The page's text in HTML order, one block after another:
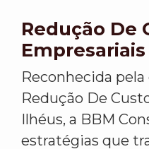
Redução De
Reconhecida
Redução De
Ilhéus, a BBM
estratégias que